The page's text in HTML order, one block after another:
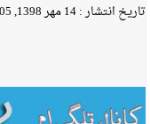
تاریخ انتشار :14 مهر 1398, 05:05